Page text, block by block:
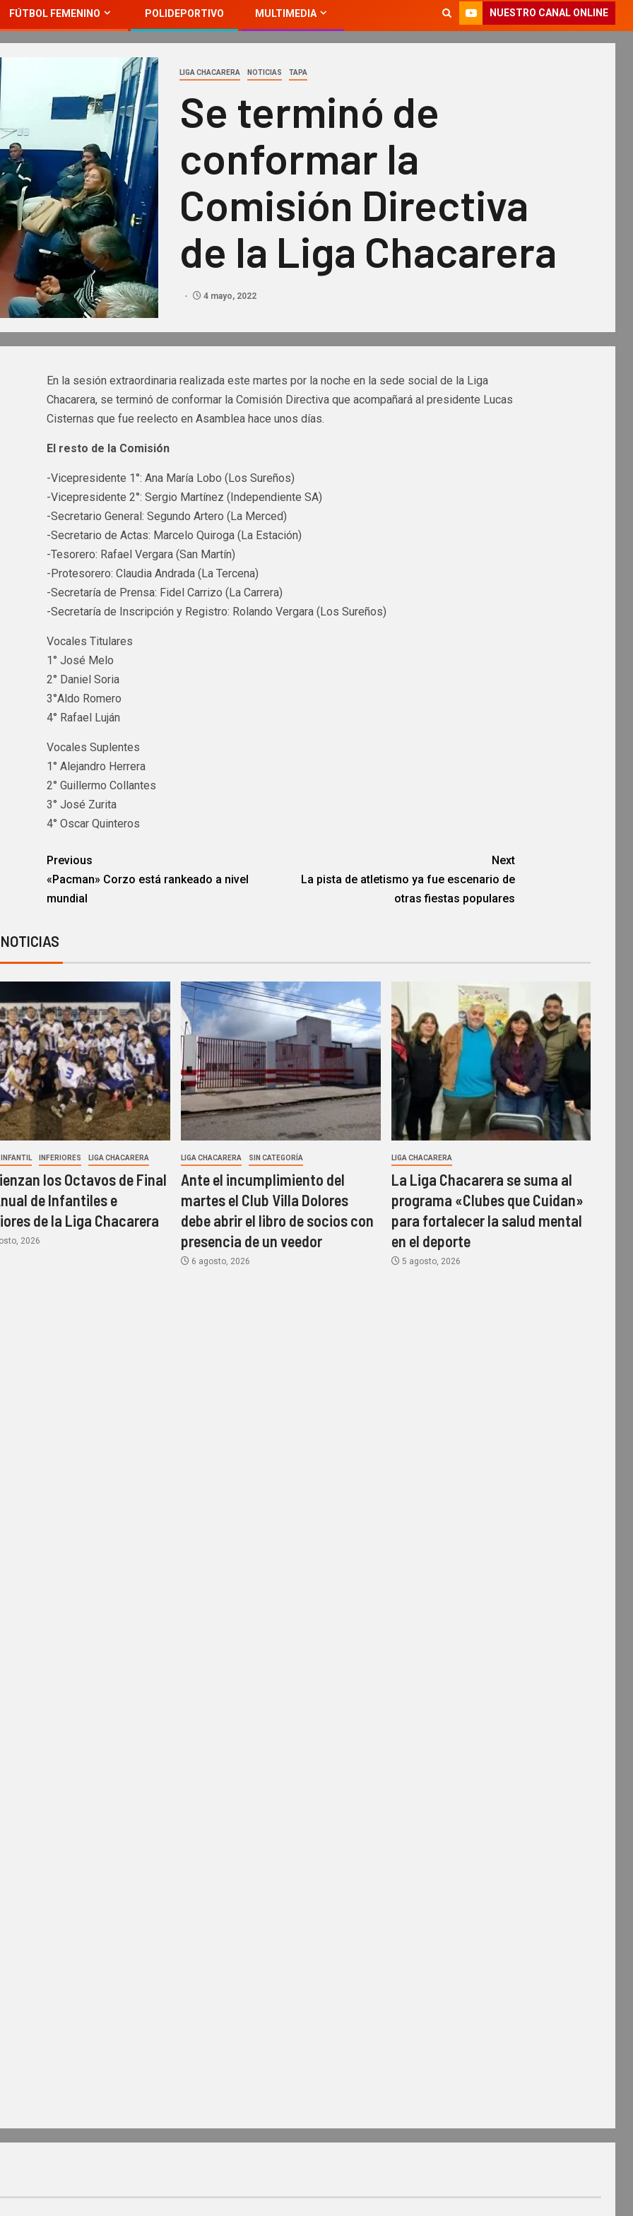
FÚTBOL FEMENINO POLIDEPORTIVO MULTIMEDIA NUESTRO CANAL ONLINE
LIGA CHACARERA NOTICIAS TAPA
Se terminó de
conformar la
Comisión Directiva
de la Liga Chacarera
4 mayo, 2022
En la sesión extraordinaria realizada este martes por la noche en la sede social de la Liga
Chacarera, se terminó de conformar la Comisión Directiva que acompañará al presidente Lucas
Cisternas que fue reelecto en Asamblea hace unos días.
El resto de la Comisión
-Vicepresidente 1°: Ana María Lobo (Los Sureños)
-Vicepresidente 2°: Sergio Martínez (Independiente SA)
-Secretario General: Segundo Artero (La Merced)
-Secretario de Actas: Marcelo Quiroga (La Estación)
-Tesorero: Rafael Vergara (San Martín)
-Protesorero: Claudia Andrada (La Tercena)
-Secretaría de Prensa: Fidel Carrizo (La Carrera)
-Secretaría de Inscripción y Registro: Rolando Vergara (Los Sureños)
Vocales Titulares
1° José Melo
2° Daniel Soria
3°Aldo Romero
4° Rafael Luján
Vocales Suplentes
1° Alejandro Herrera
2° Guillermo Collantes
3° José Zurita
4° Oscar Quinteros
Previous
«Pacman» Corzo está rankeado a nivel
mundial
Next
La pista de atletismo ya fue escenario de
otras fiestas populares
INFERIORES LIGA CHACARERA
los Octavos de Final
de Infantiles e
de la Liga Chacarera
2026
LIGA CHACARERA SIN CATEGORÍA
Ante el incumplimiento del
martes el Club Villa Dolores
debe abrir el libro de socios con
presencia de un veedor
6 agosto, 2026
LIGA CHACARERA
La Liga Chacarera se suma al
programa «Clubes que Cuidan»
para fortalecer la salud mental
en el deporte
5 agosto, 2026